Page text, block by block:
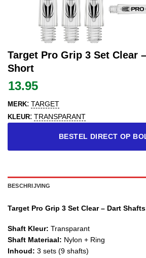
Target Pro Grip 3 Set Clear
Short
13.95
MERK: TARGET
KLEUR: TRANSPARANT
BESTEL DIRECT OP
BESCHRIJVING
Target Pro Grip 3 Set Clear – Dart
Shaft Kleur: Transparant
Shaft Materiaal: Nylon + Ring
Inhoud: 3 sets (9 shafts)